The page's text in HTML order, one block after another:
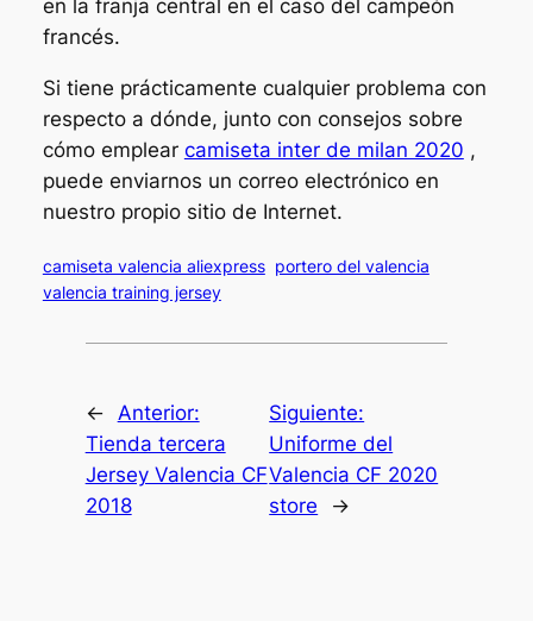
en la franja central en el caso del campeón
francés.
Si tiene prácticamente cualquier problema con
respecto a dónde, junto con consejos sobre
cómo emplear camiseta inter de milan 2020 ,
puede enviarnos un correo electrónico en
nuestro propio sitio de Internet.
camiseta valencia aliexpress portero del valencia
valencia training jersey
←
Anterior:
Tienda tercera
Jersey Valencia CF
2018
Siguiente:
Uniforme del
Valencia CF 2020
store
→